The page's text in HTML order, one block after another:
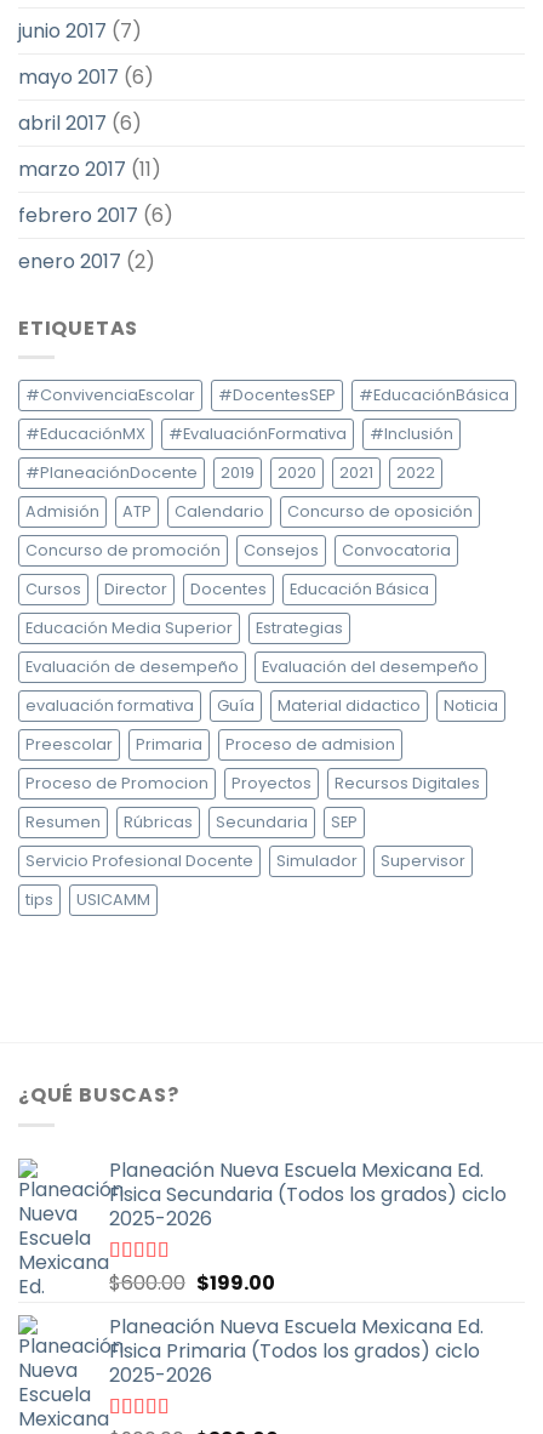
junio 2017 (7)
mayo 2017 (6)
abril 2017 (6)
marzo 2017 (11)
febrero 2017 (6)
enero 2017 (2)
ETIQUETAS
#ConvivenciaEscolar #DocentesSEP
#EducaciónBásica
#EducaciónMX
#EvaluaciónFormativa
#Inclusión
#PlaneaciónDocente
2019 2020 2021
2022
Admisión
ATP Calendario
Concurso de oposición
Concurso de promoción
Consejos
Convocatoria
Cursos
Director Docentes
Educación Básica
Educación Media Superior
Estrategias
Evaluación de desempeño
Evaluación del desempeño
evaluación formativa
Guía Material didactico
Noticia
Preescolar
Primaria
Proceso de admision
Proceso de Promocion
Proyectos
Recursos Digitales
Resumen
Rúbricas Secundaria
SEP
Servicio Profesional Docente
Simulador
Supervisor
tips
USICAMM
¿QUÉ BUSCAS?
Planeación Nueva Escuela Mexicana Ed.
Fisica Secundaria (Todos los grados) ciclo
2025-2026
Valorado
con
5
$600.00 El
original
era:
$600.00.
$199.00El
actual
es:
Planeación Nueva Escuela Mexicana Ed.
Fisica Primaria (Todos los grados) ciclo
2025-2026